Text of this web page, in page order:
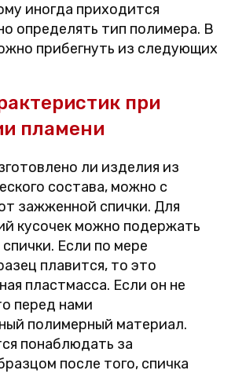
иногда приходится
определять тип полимера. В
прибегнуть из следующих
при
пламени
ли изделия из
состава, можно с
зажженной спички. Для
кусочек можно подержать
Если по мере
плавится, то это
пластмасса. Если он не
перед нами
полимерный материал.
понаблюдать за
после того, спичка